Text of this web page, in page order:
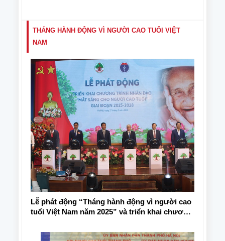
THÁNG HÀNH ĐỘNG VÌ NGƯỜI CAO TUỔI VIỆT
NAM
Lễ phát động “Tháng hành động vì người cao
tuổi Việt Nam năm 2025” và triển khai chương
giai đoạn 2025-2028